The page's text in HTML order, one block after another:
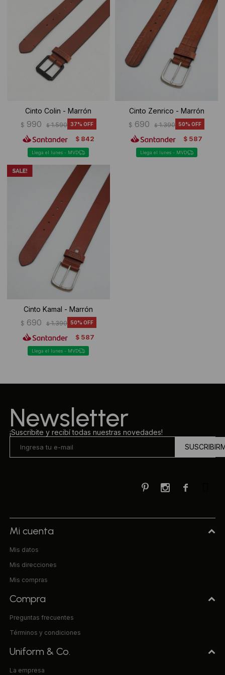
Cinto Colin - Marrón
$ 990 $ 1.590 37
$ 842
Llega el lunes - MVD
Cinto Zenrico - Marrón
$ 690 $ 1.390 50
$ 587
Llega el lunes - MVD
Cinto Kamal - Marrón
$ 690 $ 1.390 50
$ 587
Llega el lunes - MVD
Newsletter
¡Suscribite y recibí todas nuestras novedades!

 
Mi cuenta
Mis datos
Mis direcciones
Mis compras
Compra
Preguntas frecuentes
Términos y condiciones
Uniform & Co.
La empresa